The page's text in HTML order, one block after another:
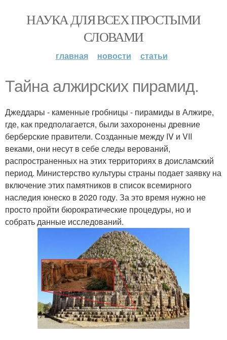
НАУКА ДЛЯ ВСЕХ ПРОСТЫМИ
СЛОВАМИ
главная новости статьи
Тайна алжирских пирамид.
Джеддары - каменные гробницы - пирамиды в Алжире,
где, как предполагается, были захоронены древние
берберские правители. Созданные между IV и VII
веками, они несут в себе следы верований,
распространенных на этих территориях в доисламский
период. Министерство культуры страны подает заявку на
включение этих памятников в список всемирного
наследия юнеско в 2020 году. За это время нужно не
просто пройти бюрократические процедуры, но и
собрать данные исследований.